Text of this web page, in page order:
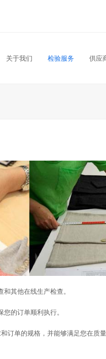
关于我们 检验服务 供应
其他在线生产检查。
的订单顺利执行。
订单的规格，并能够满足您在质